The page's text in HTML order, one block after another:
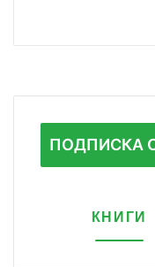
ПОДПИСКА
КНИГИ